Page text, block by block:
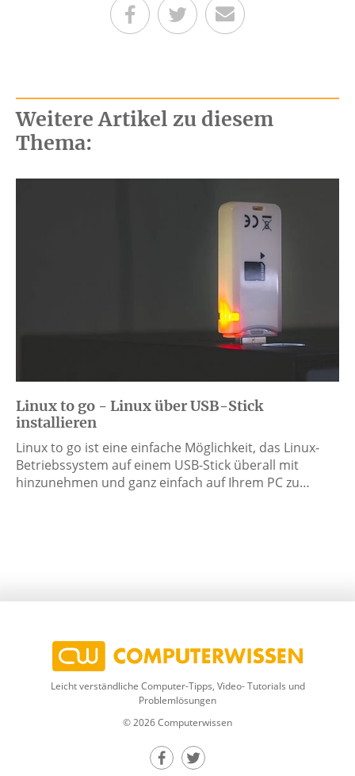
Teilen auf Facebook
Teilen auf Twitter
Per E-Mail senden
Weitere Artikel zu diesem
Thema:
Linux to go - Linux über USB-Stick
installieren
Linux to go ist eine einfache Möglichkeit, das Linux-
Betriebssystem auf einem USB-Stick überall mit
hinzunehmen und ganz einfach auf Ihrem PC zu…
Leicht verständliche Computer-Tipps, Video- Tutorials und
Problemlösungen
© 2026 Computerwissen
Teilen auf Facebook
Teilen auf Twitter